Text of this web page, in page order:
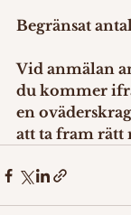
Begränsat
Vid anmälan
du kommer
en
att ta fram rätt